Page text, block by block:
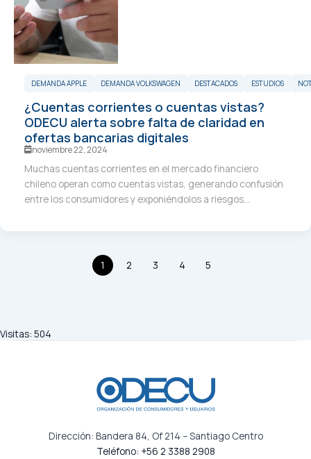
DEMANDA APPLE DEMANDA VOLKSWAGEN DESTACADOS ESTUDIOS
¿Cuentas corrientes o cuentas vistas?
ODECU alerta sobre falta de claridad en
ofertas bancarias digitales
noviembre 22, 2024
Muchas cuentas corrientes en el mercado financiero
chileno operan como cuentas vistas, generando confusión
entre los consumidores y exponiéndolos a riesgos...
1 2 3 4 5
Visitas: 504
Dirección: Bandera 84, Of 214 – Santiago Centro
Teléfono: +56 2 3388 2908